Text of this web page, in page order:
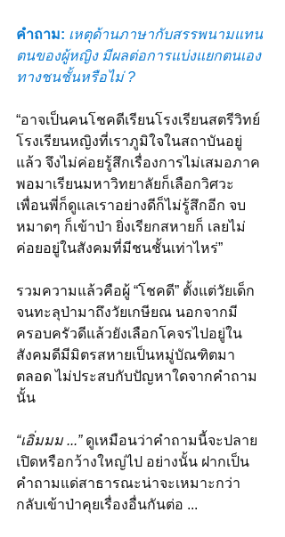
คำถาม: เหตุด้านภาษากับสรรพนามแทน
ตนของผู้หญิง มีผลต่อการแบ่งแยกตนเอง
ทางชนชั้นหรือไม่ ?
“อาจเป็นคนโชคดีเรียนโรงเรียนสตรีวิทย์
โรงเรียนหญิงที่เราภูมิใจในสถาบันอยู่
แล้ว จึงไม่ค่อยรู้สึกเรื่องการไม่เสมอภาค
พอมาเรียนมหาวิทยาลัยก็เลือกวิศวะ
เพื่อนพี่ก็ดูแลเราอย่างดีก็ไม่รู้สึกอีก จบ
หมาดๆ ก็เข้าป่า ยิ่งเรียกสหายก็ เลยไม่
ค่อยอยู่ในสังคมที่มีชนชั้นเท่าไหร่”
รวมความแล้วคือผู้ “โชคดี” ตั้งแต่วัยเด็ก
จนทะลุป่ามาถึงวัยเกษียณ นอกจากมี
ครอบครัวดีแล้วยังเลือกโคจรไปอยู่ใน
สังคมดีมีมิตรสหายเป็นหมู่บัณฑิตมา
ตลอด ไม่ประสบกับปัญหาใดจากคำถาม
นั้น
“เอิ่มมม ...” ดูเหมือนว่าคำถามนี้จะปลาย
เปิดหรือกว้างใหญ่ไป อย่างนั้น ฝากเป็น
คำถามแด่สาธารณะน่าจะเหมาะกว่า
กลับเข้าป่าคุยเรื่องอื่นกันต่อ ...